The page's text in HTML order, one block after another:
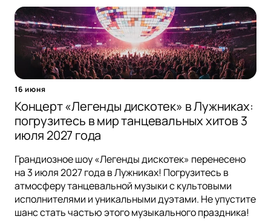
16 июня
Концерт «Легенды дискотек» в Лужниках:
погрузитесь в мир танцевальных хитов 3
июля 2027 года
Грандиозное шоу «Легенды дискотек» перенесено
на 3 июля 2027 года в Лужниках! Погрузитесь в
атмосферу танцевальной музыки с культовыми
исполнителями и уникальными дуэтами. Не упустите
шанс стать частью этого музыкального праздника!